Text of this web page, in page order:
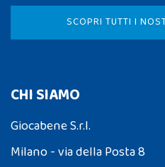
SCOPRI TUTTI I
CHI SIAMO
Giocabene S.r.l.
Milano - via della Posta 8